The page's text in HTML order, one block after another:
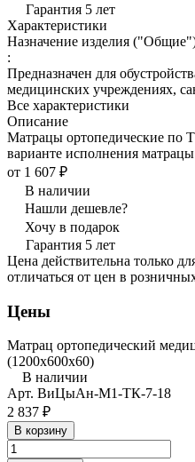
Гарантия 5 лет
Характеристики
Назначение изделия
:
Предназначен для
медицинских учреждениях,
Все характеристики
Описание
Матрацы ортопедические по
варианте исполнения
от 1 607 ₽
В наличии
Нашли дешевле?
Хочу в подарок
Гарантия 5 лет
Цена действительна только
отличаться от цен в
Цены
Матрац ортопедический
(1200x600x60)
В наличии
Арт. ВиЦыАн-М1-ТК-7-18
2 837 ₽
В корзину